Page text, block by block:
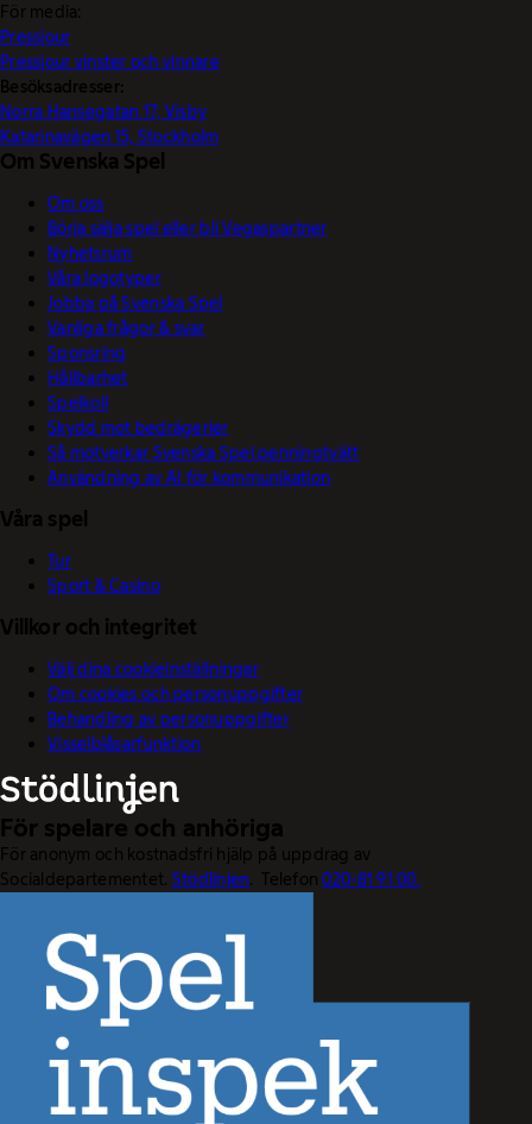
För media:
Pressjour
Pressjour vinster och vinnare
Besöksadresser:
Norra Hansegatan 17, Visby
Katarinavägen 15, Stockholm
Om Svenska Spel
Om oss
Börja sälja spel eller bli Vegaspartner
Nyhetsrum
Våra logotyper
Jobba på Svenska Spel
Vanliga frågor & svar
Sponsring
Hållbarhet
Spelkoll
Skydd mot bedrägerier
Så motverkar Svenska Spel penningtvätt
Användning av AI för kommunikation
Våra spel
Tur
Sport & Casino
Villkor och integritet
Välj dina cookieinställningar
Om cookies och personuppgifter
Behandling av personuppgifter
Visselblåsarfunktion
För spelare och anhöriga
För anonym och kostnadsfri hjälp på uppdrag av
Socialdepartementet. Stödlinjen. Telefon020-81 91 00.